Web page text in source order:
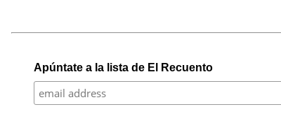
Apúntate a la lista de El Recuento